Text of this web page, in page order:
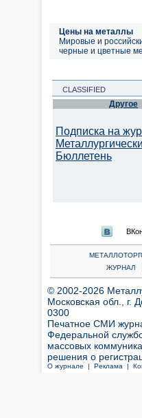
Цены на металлы
Мировые и
черные и цветные
CLASSIFIED
Другое
Подписка на
Бюллетень
ЖУРНАЛ
© 2002-2026
Московская обл., г.
0300
Печатное СМИ
Федеральной
массовых
решения о
О журнале | Реклама |